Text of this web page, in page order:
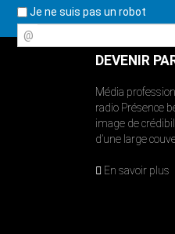
Je ne suis pas un robot
@
DEVENIR
Média
radio Présence
image de
d’une large
En savoir plus